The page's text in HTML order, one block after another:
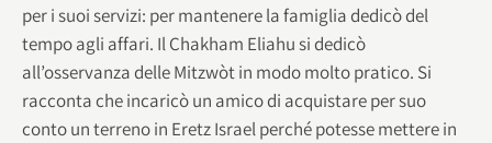
per i suoi servizi: per mantenere la famiglia dedicò del
tempo agli affari. Il Chakham Eliahu si dedicò
all’osservanza delle Mitzwòt in modo molto pratico. Si
racconta che incaricò un amico di acquistare per suo
conto un terreno in Eretz Israel perché potesse mettere in